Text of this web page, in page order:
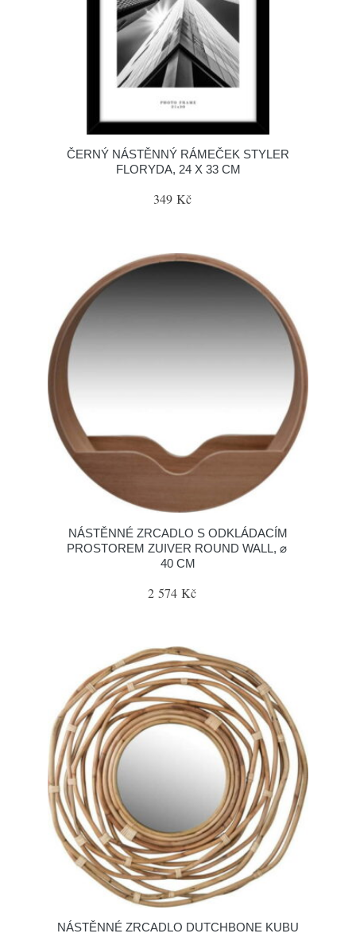
ČERNÝ NÁSTĚNNÝ RÁMEČEK STYLER
FLORYDA, 24 X 33 CM
349 Kč
NÁSTĚNNÉ ZRCADLO S ODKLÁDACÍM
PROSTOREM ZUIVER ROUND WALL, ⌀
40 CM
2 574 Kč
NÁSTĚNNÉ ZRCADLO DUTCHBONE KUBU